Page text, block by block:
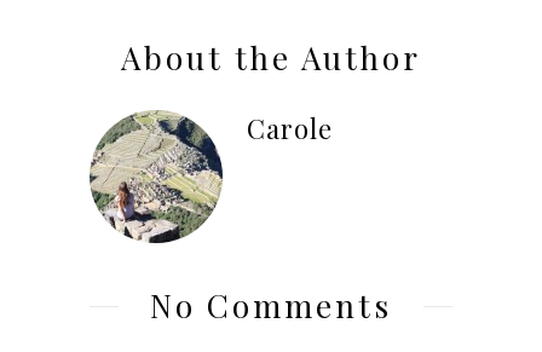
About the Author
Carole
No Comments